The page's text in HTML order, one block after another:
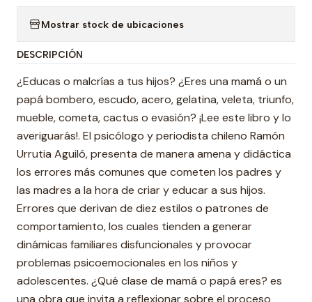
Mostrar stock de ubicaciones
DESCRIPCIÓN
¿Educas o malcrías a tus hijos? ¿Eres una mamá o un
papá bombero, escudo, acero, gelatina, veleta, triunfo,
mueble, cometa, cactus o evasión? ¡Lee este libro y lo
averiguarás!. El psicólogo y periodista chileno Ramón
Urrutia Aguiló, presenta de manera amena y didáctica
los errores más comunes que cometen los padres y
las madres a la hora de criar y educar a sus hijos.
Errores que derivan de diez estilos o patrones de
comportamiento, los cuales tienden a generar
dinámicas familiares disfuncionales y provocar
problemas psicoemocionales en los niños y
adolescentes. ¿Qué clase de mamá o papá eres? es
una obra que invita a reflexionar sobre el proceso